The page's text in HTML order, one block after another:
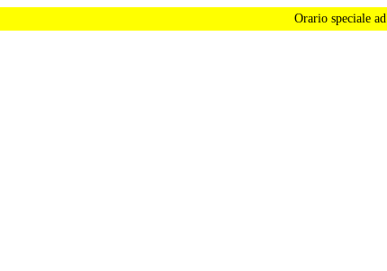
Orario speciale ad